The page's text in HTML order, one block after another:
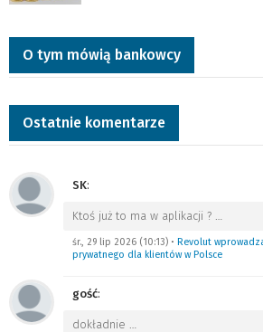
O tym mówią bankowcy
Ostatnie komentarze
SK:
Ktoś już to ma w aplikacji ? …
śr., 29 lip 2026 (10:13) • Revolut
prywatnego dla klientów w Polsce
gość:
dokładnie …